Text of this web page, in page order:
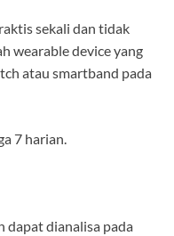
sekali dan tidak
wearable device yang
atau smartband pada
7 harian.
dapat dianalisa pada